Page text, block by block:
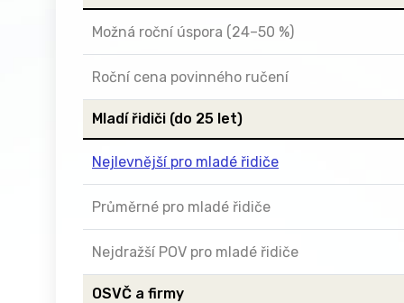
Možná roční úspora (24–50 %)
Roční cena povinného ručení
Mladí řidiči (do 25 let)
Nejlevnější pro mladé řidiče
Průměrné pro mladé řidiče
Nejdražší POV pro mladé řidiče
OSVČ a firmy